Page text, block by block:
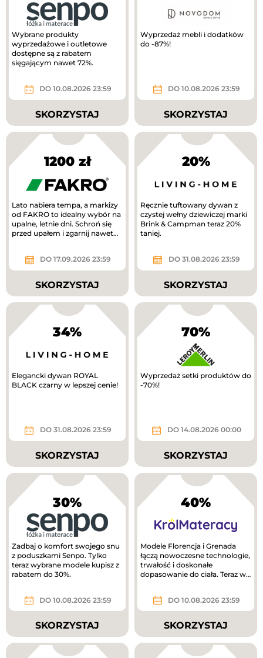
Wybrane produkty
wyprzedażowe i outletowe
dostępne są z rabatem
sięgającym nawet 72%.
DO 10.08.2026 23:59
SKORZYSTAJ
Wyprzedaż mebli i dodatków
do -87%!
DO 10.08.2026 23:59
SKORZYSTAJ
1200 zł
Lato nabiera tempa, a markizy
od FAKRO to idealny wybór na
upalne, letnie dni. Schroń się
przed upałem i zgarnij nawet
DO 17.09.2026 23:59
SKORZYSTAJ
20%
Ręcznie tuftowany dywan z
czystej wełny dziewiczej marki
Brink & Campman teraz 20%
taniej.
DO 31.08.2026 23:59
SKORZYSTAJ
34%
Elegancki dywan ROYAL
BLACK czarny w lepszej cenie!
DO 31.08.2026 23:59
SKORZYSTAJ
70%
Wyprzedaż setki produktów do
-70%!
DO 14.08.2026 00:00
SKORZYSTAJ
30%
Zadbaj o komfort swojego snu
z poduszkami Senpo. Tylko
teraz wybrane modele kupisz z
rabatem do 30%.
DO 10.08.2026 23:59
SKORZYSTAJ
40%
Modele Florencja i Grenada
łączą nowoczesne technologie,
trwałość i doskonałe
dopasowanie do ciała. Teraz w
DO 10.08.2026 23:59
SKORZYSTAJ